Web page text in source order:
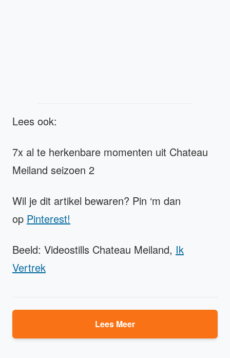
Lees ook:
7x al te herkenbare momenten uit Chateau
Meiland seizoen 2
Wil je dit artikel bewaren? Pin ‘m dan
op Pinterest!
Beeld: Videostills Chateau Meiland, Ik
Vertrek
Lees Meer